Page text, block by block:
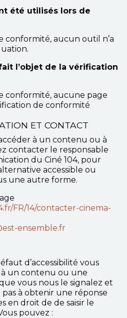
été utilisés lors de
conformité, aucun outil n’a
l’objet de la vérification
conformité, aucune page
de conformité
ET CONTACT
à un contenu ou à
contacter le responsable
du Ciné 104, pour
accessible ou
une autre forme.
FR/14/contacter-cinema-
ensemble.fr
d’accessibilité vous
à un contenu ou une
vous nous le signalez et
à obtenir une réponse
en droit de de saisir le
pouvez :